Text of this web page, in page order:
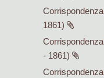
Corrispondenza
1861)
Corrispondenza
- 1861)
Corrispondenza